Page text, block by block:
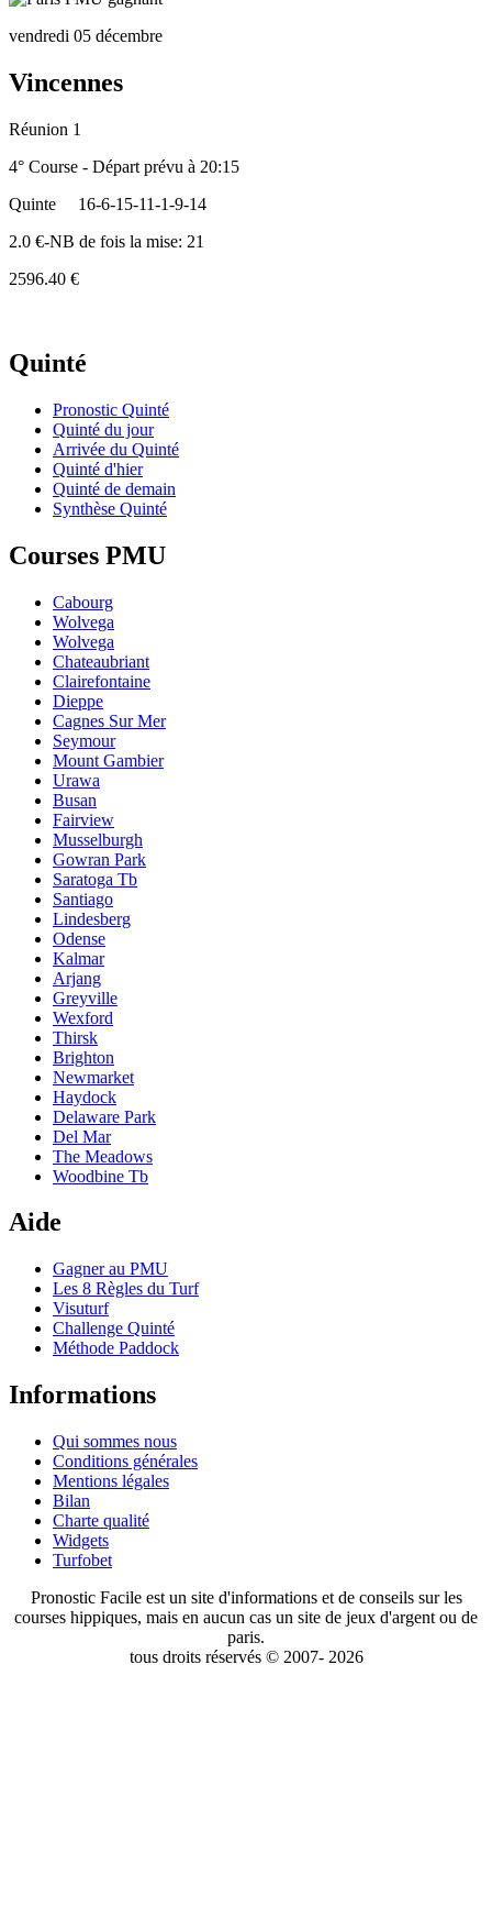
vendredi 05 décembre
Vincennes
Réunion 1
4° Course - Départ prévu à 20:15
Quinte
16-6-15-11-1-9-14
2.0 €-NB de fois la mise: 21
2596.40 €
Quinté
Pronostic Quinté
Quinté du jour
Arrivée du Quinté
Quinté d'hier
Quinté de demain
Synthèse Quinté
Courses PMU
Cabourg
Wolvega
Wolvega
Chateaubriant
Clairefontaine
Dieppe
Cagnes Sur Mer
Seymour
Mount Gambier
Urawa
Busan
Fairview
Musselburgh
Gowran Park
Saratoga Tb
Santiago
Lindesberg
Odense
Kalmar
Arjang
Greyville
Wexford
Thirsk
Brighton
Newmarket
Haydock
Delaware Park
Del Mar
The Meadows
Woodbine Tb
Aide
Gagner au PMU
Les 8 Règles du Turf
Visuturf
Challenge Quinté
Méthode Paddock
Informations
Qui sommes nous
Conditions générales
Mentions légales
Bilan
Charte qualité
Widgets
Turfobet
Pronostic Facile est un site d'informations et de conseils sur les
courses hippiques, mais en aucun cas un site de jeux d'argent ou de
paris.
tous droits réservés © 2007- 2026